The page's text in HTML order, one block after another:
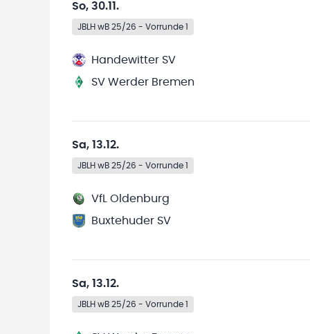
So, 30.11.
JBLH wB 25/26 - Vorrunde 1
Handewitter SV
SV Werder Bremen
Sa, 13.12.
JBLH wB 25/26 - Vorrunde 1
VfL Oldenburg
Buxtehuder SV
Sa, 13.12.
JBLH wB 25/26 - Vorrunde 1